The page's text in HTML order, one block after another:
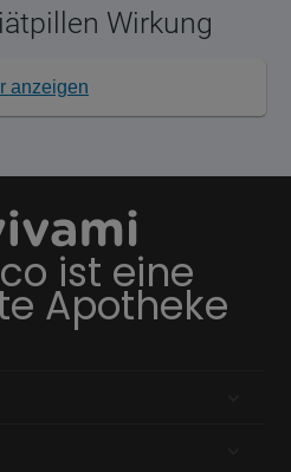
Wirkung
anzeigen
ist eine
Apotheke